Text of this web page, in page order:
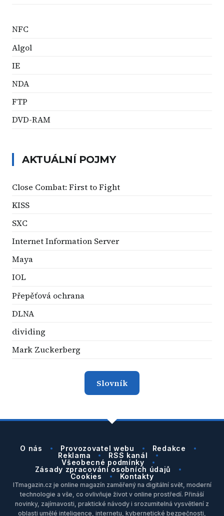
NFC
Algol
IE
NDA
FTP
DVD-RAM
AKTUÁLNÍ POJMY
Close Combat: First to Fight
KISS
SXC
Internet Information Server
Maya
IOL
Přepěťová ochrana
DLNA
dividing
Mark Zuckerberg
Slovník
O nás Provozovatel webu
Redakce
Reklama
RSS kanál
Všeobecné podmínky
Zásady zpracování osobních údajů
Cookies
Kontakty
ITmagazin.cz je online magazín zaměřený na digitální svět, moderní
technologie a vše, co ovlivňuje život v online prostředí. Přináší
novinky, zajímavosti, praktické návody i srozumitelná vysvětlení z
oblasti umělé inteligence, internetu, kybernetické bezpečnosti,